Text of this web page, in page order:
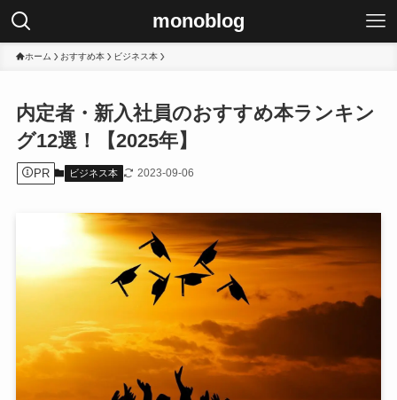
monoblog
ホーム おすすめ本 ビジネス本
内定者・新入社員のおすすめ本ランキン
グ12選！【2025年】
PR ビジネス本 2023-09-06